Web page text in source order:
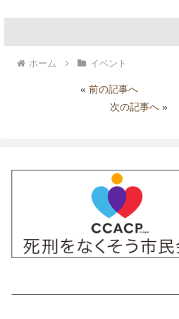
ホーム イベント
« 前の記事へ
次の記事へ »